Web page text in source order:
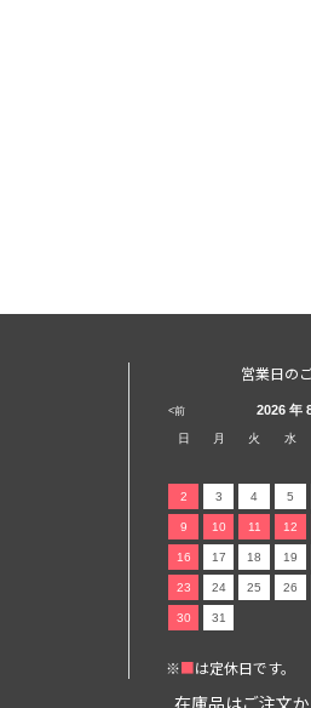
営業日の
<前 2026 年
日 月 火 水
2 3 4 5
9 10 11 12
16 17 18 19
23 24 25 26
30 31
※■は定休日です。
在庫品はご注文